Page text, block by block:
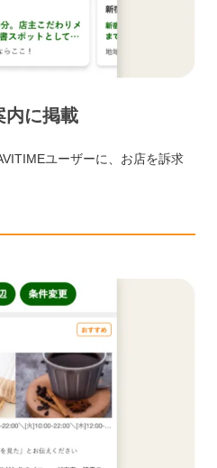
内に掲載
ユーザーに、お店を訴求